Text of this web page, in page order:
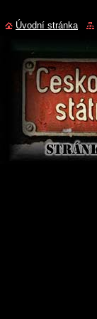
Úvodní stránka